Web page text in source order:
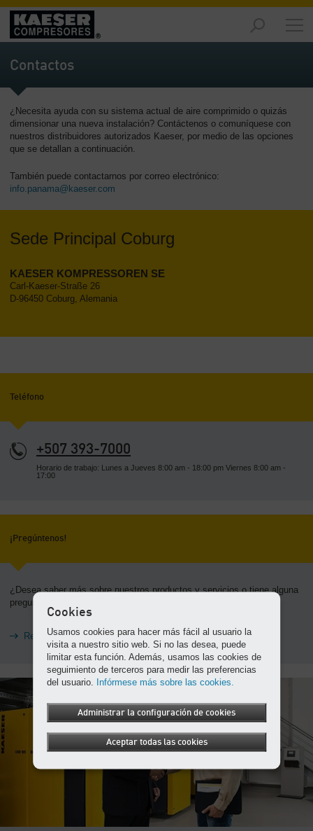
Productos
y
soluciones
-
Servicios
-
Recursos
comprimido
-
Conozca
Contenido
Contactos
¿Necesita ayuda con su sistema actual de aire comprimido o quizás
dimensionar una nueva instalación? Contáctenos o comuníquese con
nuestros distribuidores autorizados Kaeser, por medio de las opciones
que se detallan a continuación.
También puede contactarnos por correo electrónico:
info.panama@kaeser.com
Sede Principal Coburg
KAESER KOMPRESSOREN SE
Carl-Kaeser-Straße 26
D-96450 Coburg, Alemania
Teléfono
+507 393-7000
Horario de trabajo: Lunes a Jueves 8:00 am - 18:00 pm Viernes 8:00 am -
17:00
¡Pregúntenos!
¿Desea saber más sobre nuestros productos y servicios o tiene alguna
pregunta en general sobre los sistemas de aire comprimido?
Realice una pregunta
Cookies
Usamos cookies para hacer más fácil al usuario la
visita a nuestro sitio web. Si no las desea, puede
limitar esta función. Además, usamos las cookies de
seguimiento de terceros para medir las preferencias
del usuario. Infórmese más sobre las cookies.
Administrar la configuración de cookies
Aceptar todas las cookies